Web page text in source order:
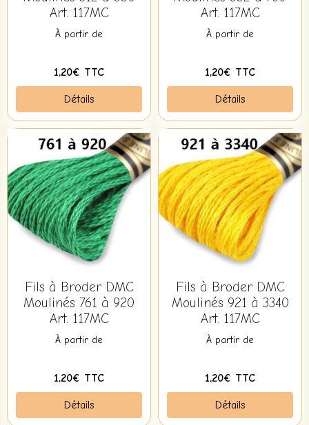
Art. 117MC
À partir de
1,20€ TTC
Détails
Art. 117MC
À partir de
1,20€ TTC
Détails
Fils à Broder DMC
Moulinés 761 à 920
Art. 117MC
À partir de
1,20€ TTC
Détails
Fils à Broder DMC
Moulinés 921 à 3340
Art. 117MC
À partir de
1,20€ TTC
Détails